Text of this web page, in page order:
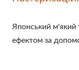
Японський
ефектом за